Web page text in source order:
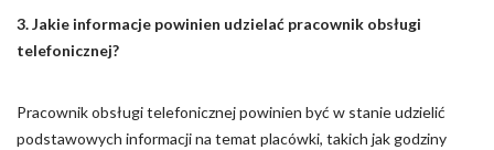
3. Jakie informacje powinien udzielać pracownik obsługi
telefonicznej?
Pracownik obsługi telefonicznej powinien być w stanie udzielić
podstawowych informacji na temat placówki, takich jak godziny